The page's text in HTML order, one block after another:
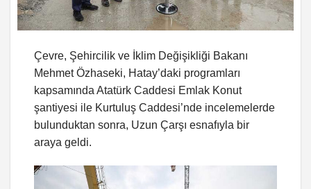
Çevre, Şehircilik ve İklim Değişikliği Bakanı
Mehmet Özhaseki, Hatay’daki programları
kapsamında Atatürk Caddesi Emlak Konut
şantiyesi ile Kurtuluş Caddesi’nde incelemelerde
bulunduktan sonra, Uzun Çarşı esnafıyla bir
araya geldi.